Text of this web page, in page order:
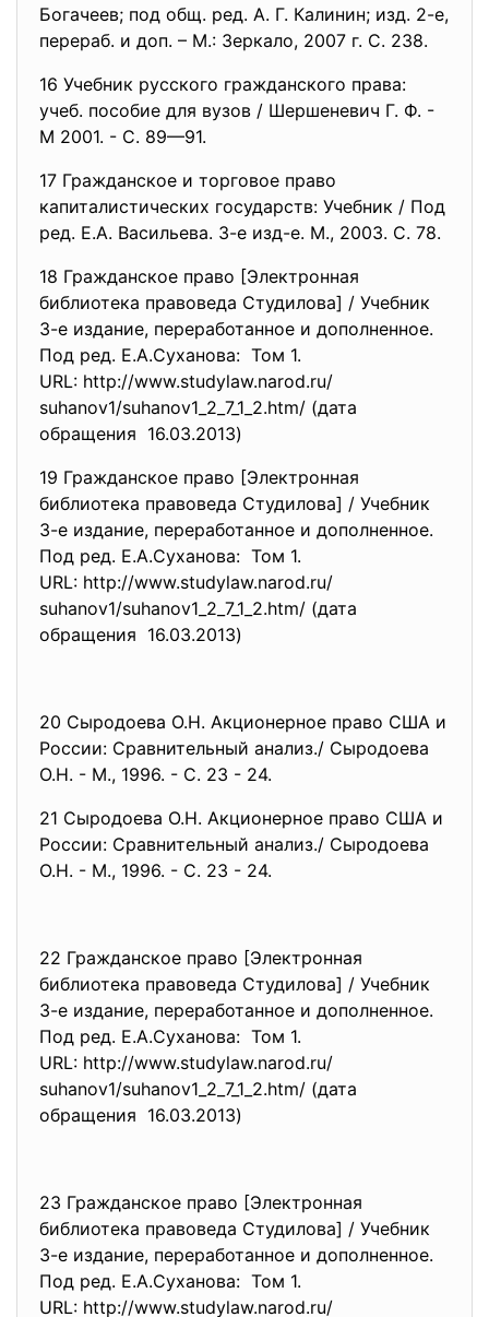
Богачеев; под общ. ред. А. Г. Калинин; изд. 2-е,
перераб. и доп. – М.: Зеркало, 2007 г. С. 238.
16 Учебник русского гражданского права:
учеб. пособие для вузов / Шершеневич Г. Ф. -
М 2001. - С. 89—91.
17 Гражданское и торговое право
капиталистических государств: Учебник / Под
ред. Е.А. Васильева. 3-е изд-е. М., 2003. С. 78.
18 Гражданское право [Электронная
библиотека правоведа Студилова] / Учебник
3-е издание, переработанное и дополненное.
Под ред. Е.А.Суханова: Том 1.
URL: http://www.studylaw.narod.ru/
suhanov1/suhanov1_2_7_1_2.htm/ (дата
обращения 16.03.2013)
19 Гражданское право [Электронная
библиотека правоведа Студилова] / Учебник
3-е издание, переработанное и дополненное.
Под ред. Е.А.Суханова: Том 1.
URL: http://www.studylaw.narod.ru/
suhanov1/suhanov1_2_7_1_2.htm/ (дата
обращения 16.03.2013)
20 Сыродоева О.Н. Акционерное право США и
России: Сравнительный анализ./ Сыродоева
О.Н. - М., 1996. - С. 23 - 24.
21 Сыродоева О.Н. Акционерное право США и
России: Сравнительный анализ./ Сыродоева
О.Н. - М., 1996. - С. 23 - 24.
22 Гражданское право [Электронная
библиотека правоведа Студилова] / Учебник
3-е издание, переработанное и дополненное.
Под ред. Е.А.Суханова: Том 1.
URL: http://www.studylaw.narod.ru/
suhanov1/suhanov1_2_7_1_2.htm/ (дата
обращения 16.03.2013)
23 Гражданское право [Электронная
библиотека правоведа Студилова] / Учебник
3-е издание, переработанное и дополненное.
Под ред. Е.А.Суханова: Том 1.
URL: http://www.studylaw.narod.ru/